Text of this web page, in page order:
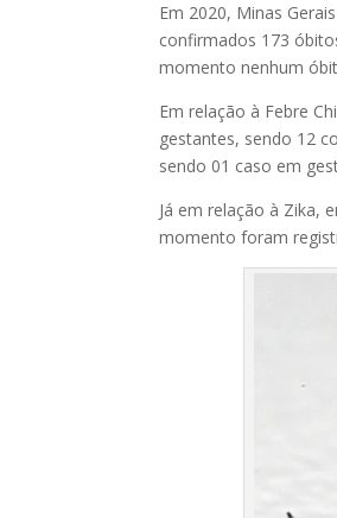
Em 2020, Minas
confirmados 173
momento nenhum
Em relação à Febre
gestantes, sendo 12
sendo 01 caso em
Já em relação à Zika,
momento foram